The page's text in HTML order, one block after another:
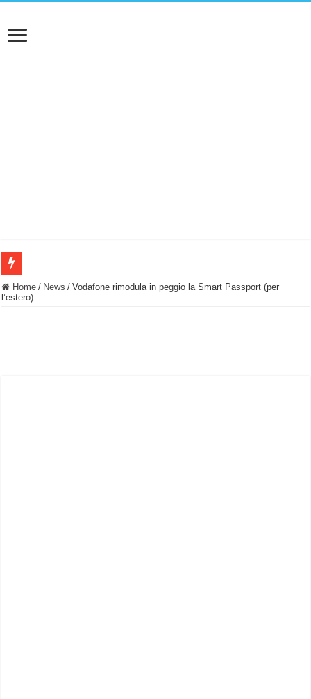
BASTA FATICARE! Questo robot tagliaerba lo appoggi e fa tutto lui! (Senza
Home / News / Vodafone rimodula in peggio la Smart Passport (per
l’estero)